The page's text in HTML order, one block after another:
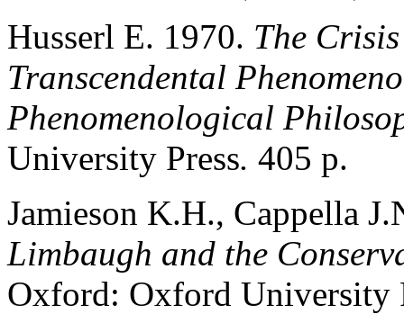
Husserl E. 1970. The
Transcendental
Phenomenological
University Press. 405 p.
Jamieson K.H., Cappella
Limbaugh and the
Oxford: Oxford University